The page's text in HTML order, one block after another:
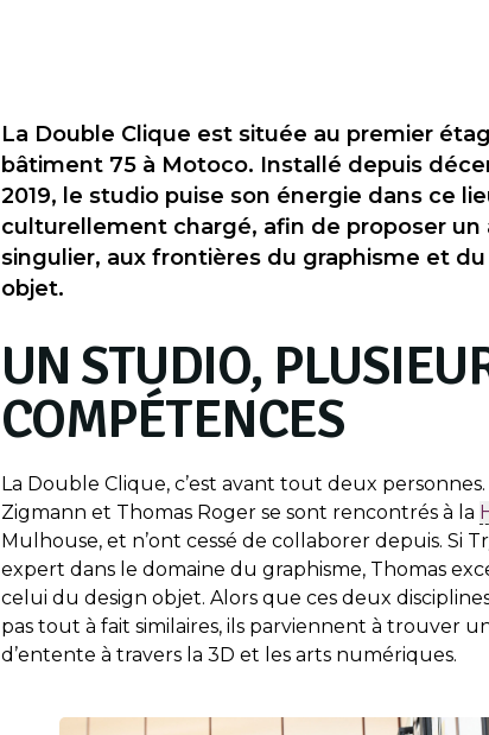
La Double Clique est située au premier
bâtiment 75 à Motoco. Installé depuis
2019, le studio puise son énergie dans ce
culturellement chargé, afin de proposer un
singulier, aux frontières du graphisme et
objet.
UN STUDIO,
COMPÉTENCES
La Double Clique, c’est avant tout deux
Zigmann et Thomas Roger se sont rencontrés à la
Mulhouse, et n’ont cessé de collaborer depuis. Si
expert dans le domaine du graphisme, Thomas
celui du design objet. Alors que ces deux
pas tout à fait similaires, ils parviennent à trouver
d’entente à travers la 3D et les arts numériques.